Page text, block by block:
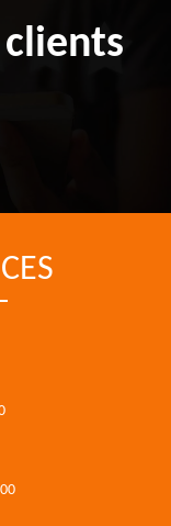
clients